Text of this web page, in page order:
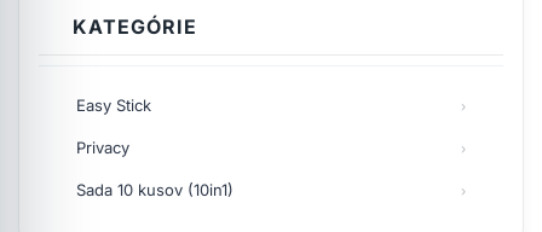
KATEGÓRIE
Easy Stick
Privacy
Sada 10 kusov (10in1)